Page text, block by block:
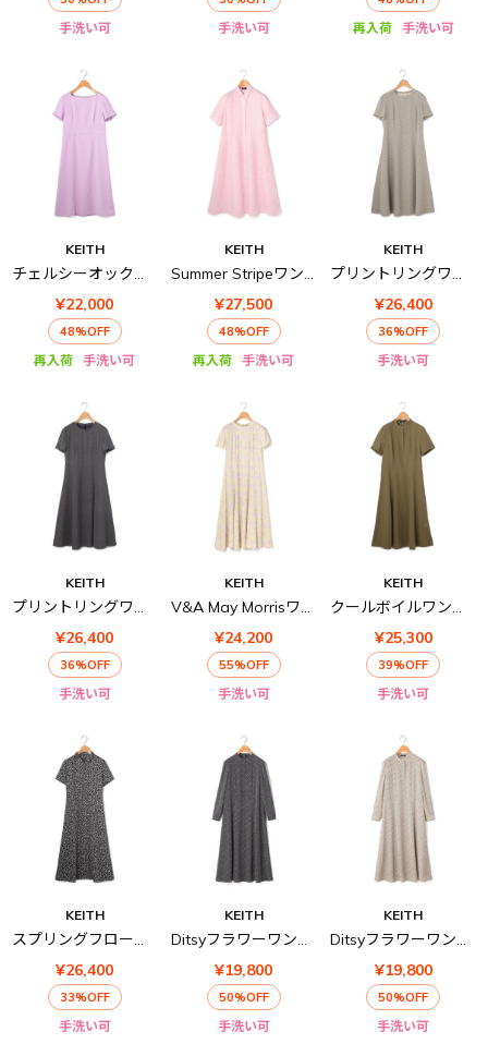
手洗い可 手洗い可 再入荷 手洗い可
KEITH
チェルシーオックスワンピース
¥22,000
48%OFF
再入荷 手洗い可
KEITH
Summer Stripeワンピース
¥27,500
48%OFF
再入荷 手洗い可
KEITH
プリントリングワンピース
¥26,400
36%OFF
手洗い可
KEITH
¥26,400
36%OFF
手洗い可
KEITH
¥24,200
55%OFF
手洗い可
KEITH
¥25,300
39%OFF
手洗い可
KEITH
スプリングフローラルワンピース
¥26,400
33%OFF
手洗い可
KEITH
Ditsyフラワーワンピース
¥19,800
50%OFF
手洗い可
KEITH
Ditsyフラワーワンピース
¥19,800
50%OFF
手洗い可